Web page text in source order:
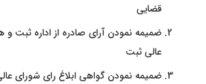
قضایی
ضمیمه نمودن آرای صادره از اداره ثبت
عالی ثبت
ضمیمه نمودن گواهی ابلاغ رای شورای